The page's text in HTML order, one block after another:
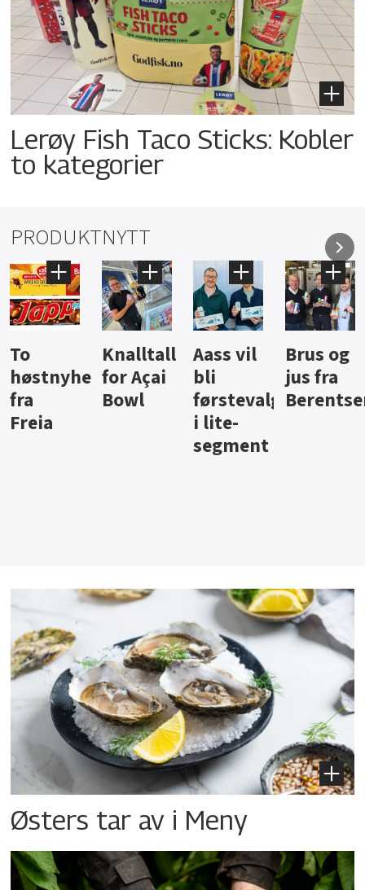
Lerøy Fish Taco Sticks: Kobler
to kategorier
PRODUKTNYTT
Knalltall
for Açai
Bowl
Aass vil
bli
førstevalg
Brus og
jus fra
Berentsen
Hard
iste fra
Hansa
Østers tar av i Meny